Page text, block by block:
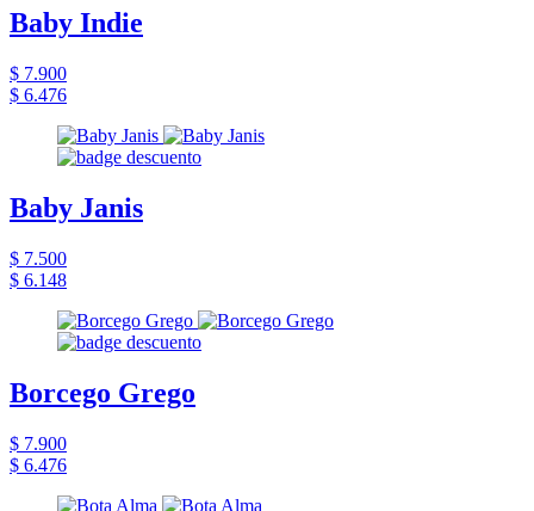
Baby Indie
$ 7.900
$ 6.476
Baby Janis
$ 7.500
$ 6.148
Borcego Grego
$ 7.900
$ 6.476